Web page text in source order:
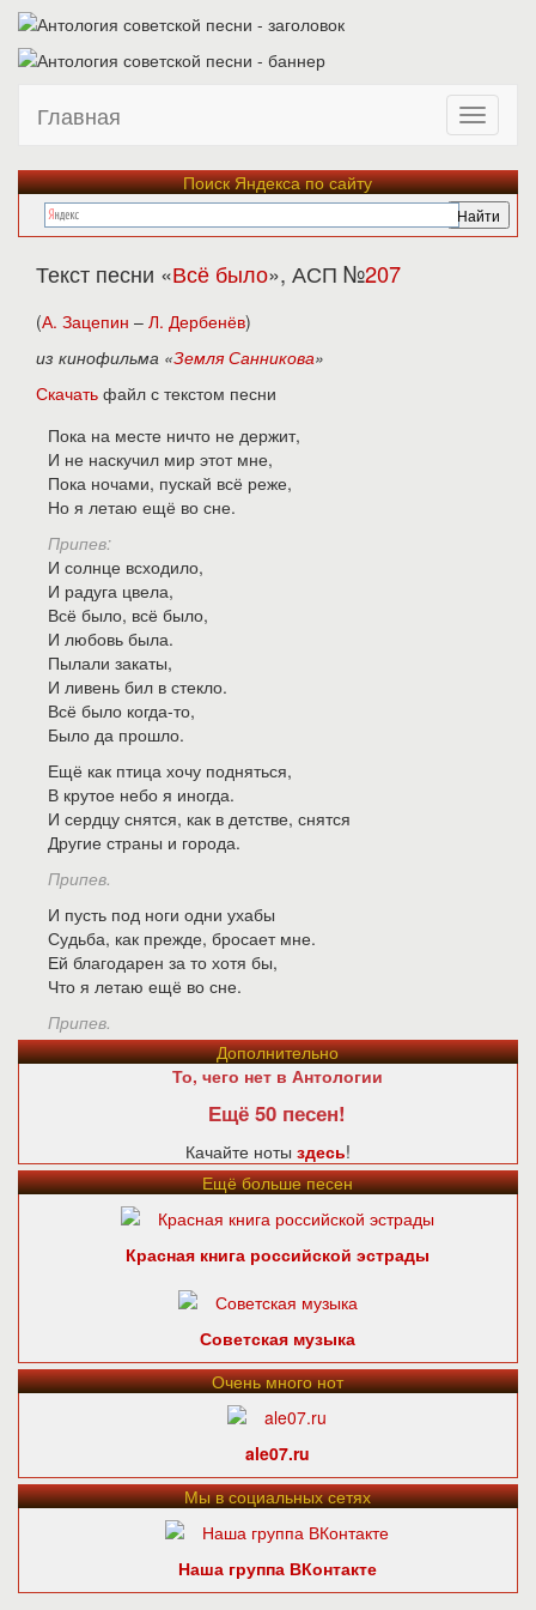
Главная
Поиск Яндекса по сайту
Текст песни «Всё было», АСП №207
(А. Зацепин – Л. Дербенёв)
из кинофильма «Земля Санникова»
Скачать файл с текстом песни
Пока на месте ничто не держит,
И не наскучил мир этот мне,
Пока ночами, пускай всё реже,
Но я летаю ещё во сне.
Припев:
И солнце всходило,
И радуга цвела,
Всё было, всё было,
И любовь была.
Пылали закаты,
И ливень бил в стекло.
Всё было когда-то,
Было да прошло.
Ещё как птица хочу подняться,
В крутое небо я иногда.
И сердцу снятся, как в детстве, снятся
Другие страны и города.
Припев.
И пусть под ноги одни ухабы
Судьба, как прежде, бросает мне.
Ей благодарен за то хотя бы,
Что я летаю ещё во сне.
Припев.
Дополнительно
То, чего нет в Антологии
Ещё 50 песен!
Качайте ноты здесь!
Ещё больше песен
Красная книга российской эстрады
Советская музыка
Очень много нот
ale07.ru
Мы в социальных сетях
Наша группа ВКонтакте